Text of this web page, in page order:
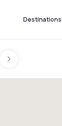
Destinations